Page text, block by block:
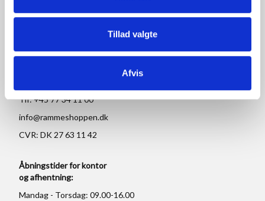
Tillad valgte
Afvis
RAMMESHOPPEN.DK
Ove Jensens Allé 31
Tlf: +45 77 34 11 00
info@rammeshoppen.dk
CVR: DK 27 63 11 42
Åbningstider for kontor
og afhentning:
Mandag - Torsdag: 09.00-16.00